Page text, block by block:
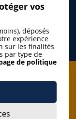
vos
déposés
expérience
sur les finalités
par type de
de politique